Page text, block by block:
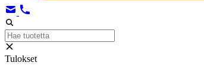
Tulokset